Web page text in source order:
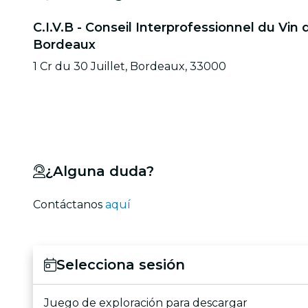
C.I.V.B - Conseil Interprofessionnel du Vin
Bordeaux
1 Cr du 30 Juillet, Bordeaux, 33000
¿Alguna duda?
Contáctanos aquí
Selecciona sesión
Juego de exploración para descargar